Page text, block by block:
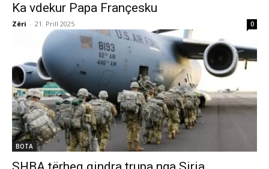
Ka vdekur Papa Françesku
Zëri - 21. Prill 2025 0
BOTA